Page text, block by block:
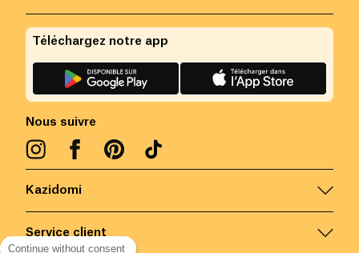
Kazidomi
Service client
Nous suivre
Téléchargez notre app
Continue without consent